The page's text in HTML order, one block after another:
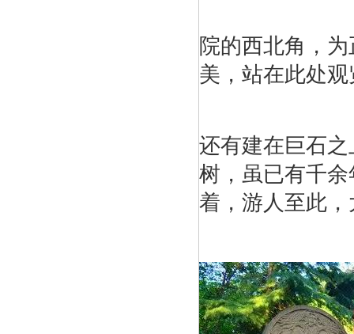
院的西北角，
美，站在此处观
还有建在巨石
树，虽已有千
着，游人至此